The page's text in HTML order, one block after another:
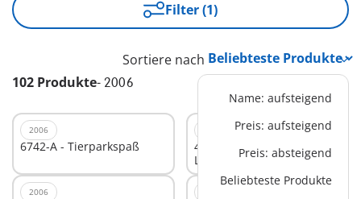
Filter (1)
102 Produkte- 2006
Sortiere nach
Name: aufsteigend
Preis: aufsteigend
Preis: absteigend
Beliebteste Produkte
2006
6742-A - Tierparkspaß
4131-A - Super Set
Landleben
2006